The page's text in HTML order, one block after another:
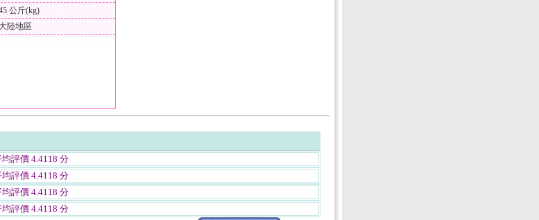
公斤(kg)
陸地區
均評價 4.4118 分
均評價 4.4118 分
均評價 4.4118 分
均評價 4.4118 分